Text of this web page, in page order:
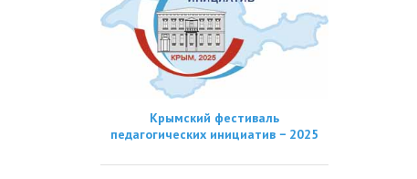
Крымский фестиваль
педагогических инициатив − 2025